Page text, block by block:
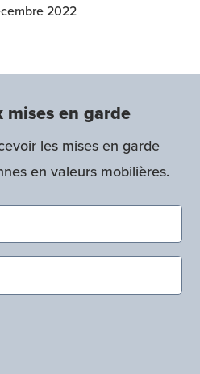
2022
mises en garde
les mises en garde
en valeurs mobilières.